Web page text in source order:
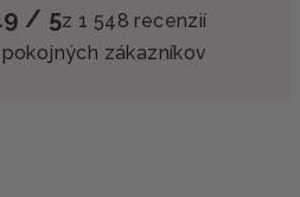
/ 5z 1 548 recenzií
zákazníkov